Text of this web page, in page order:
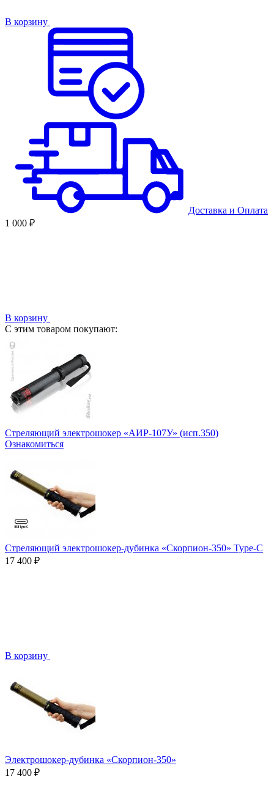
В корзину
Доставка и Оплата
1 000 ₽
В корзину
С этим товаром покупают:
Стреляющий электрошокер «АИР-107У» (исп.350)
Ознакомиться
Стреляющий электрошокер-дубинка «Скорпион-350» Type-C
17 400 ₽
В корзину
Электрошокер-дубинка «Скорпион-350»
17 400 ₽